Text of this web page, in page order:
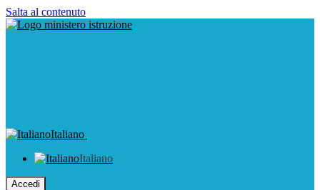
Salta al contenuto
Italiano
Italiano
Accedi